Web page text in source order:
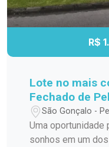
mais informações
R$
Lote no mais
Fechado de
Gonçalo!
São Gonçalo -
Uma oportunidade
sonhos em um